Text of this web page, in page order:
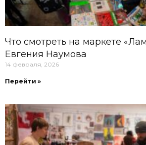
Что смотреть на маркете
Евгения Наумова
14 февраля, 2026
Перейти »